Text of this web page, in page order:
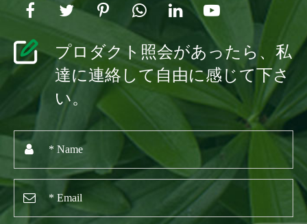
プロダクト照会があったら、私
達に連絡して自由に感じて下さ
い。